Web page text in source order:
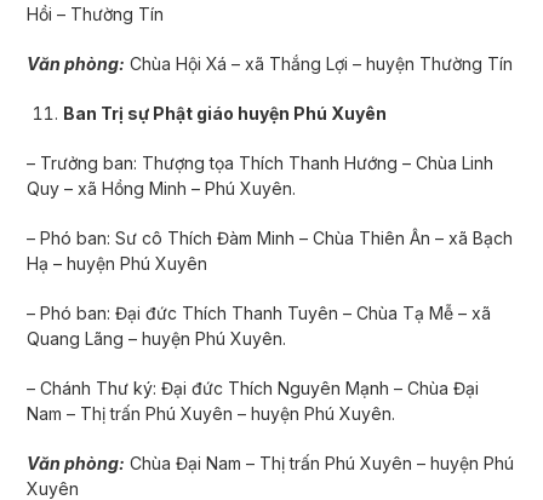
Hồi – Thường Tín
Văn phòng: Chùa Hội Xá – xã Thắng Lợi – huyện Thường Tín
Ban Trị sự Phật giáo huyện Phú Xuyên
– Trưởng ban: Thượng tọa Thích Thanh Hư­ớng – Chùa Linh
Quy – xã Hồng Minh – Phú Xuyên.
– Phó ban: Sư cô Thích Đàm Minh – Chùa Thiên Ân – xã Bạch
Hạ – huyện Phú Xuyên
– Phó ban: Đại đức Thích Thanh Tuyên – Chùa Tạ Mễ – xã
Quang Lãng – huyện Phú Xuyên.
– Chánh Thư ký: Đại đức Thích Nguyên Mạnh – Chùa Đại
Nam – Thị trấn Phú Xuyên – huyện Phú Xuyên.
Văn phòng: Chùa Đại Nam – Thị trấn Phú Xuyên – huyện Phú
Xuyên